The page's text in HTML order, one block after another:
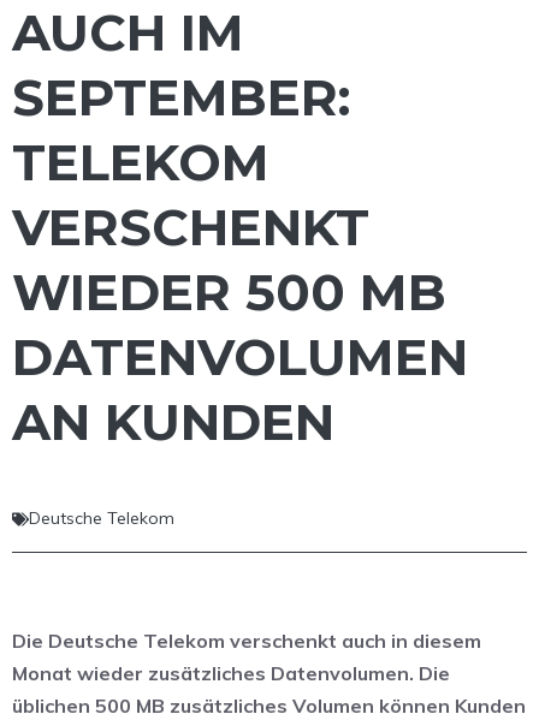
AUCH IM
SEPTEMBER:
TELEKOM
VERSCHENKT
WIEDER 500 MB
DATENVOLUMEN
AN KUNDEN
Deutsche Telekom
Die Deutsche Telekom verschenkt auch in diesem
Monat wieder zusätzliches Datenvolumen. Die
üblichen 500 MB zusätzliches Volumen können Kunden